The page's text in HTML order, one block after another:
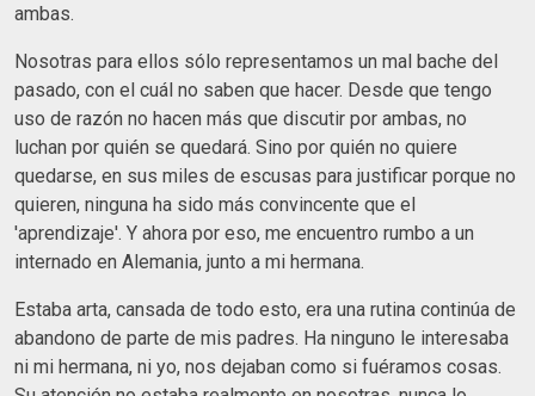
ambas.
Nosotras para ellos sólo representamos un mal bache del
pasado, con el cuál no saben que hacer. Desde que tengo
uso de razón no hacen más que discutir por ambas, no
luchan por quién se quedará. Sino por quién no quiere
quedarse, en sus miles de escusas para justificar porque no
quieren, ninguna ha sido más convincente que el
'aprendizaje'. Y ahora por eso, me encuentro rumbo a un
internado en Alemania, junto a mi hermana.
Estaba arta, cansada de todo esto, era una rutina continúa de
abandono de parte de mis padres. Ha ninguno le interesaba
ni mi hermana, ni yo, nos dejaban como si fuéramos cosas.